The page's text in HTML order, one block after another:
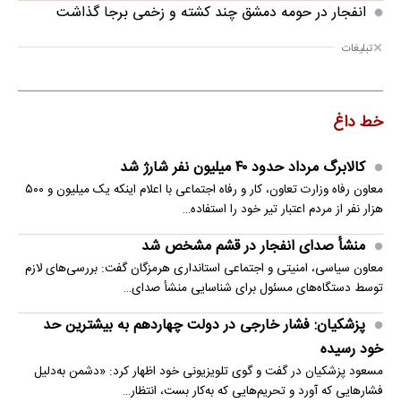
انفجار در حومه دمشق چند کشته و زخمی برجا گذاشت
تبلیغات
خط داغ
کالابرگ مرداد حدود ۴۰‌ میلیون نفر شارژ شد
معاون رفاه وزارت تعاون، کار و رفاه اجتماعی با اعلام اینکه یک میلیون و ۵۰۰
هزار نفر از مردم اعتبار تیر خود را استفاده…
منشأ صدای انفجار در قشم مشخص شد
معاون سیاسی، امنیتی و اجتماعی استانداری هرمزگان گفت: بررسی‌های لازم
توسط دستگاه‌های مسئول برای شناسایی منشأ صدای…
پزشکیان: فشار خارجی در دولت چهاردهم به بیشترین حد
خود رسیده
مسعود پزشکیان در گفت و گوی تلویزیونی خود اظهار کرد: «دشمن به‌دلیل
فشارهایی که آورد و تحریم‌هایی که به‌کار بست، انتظار…